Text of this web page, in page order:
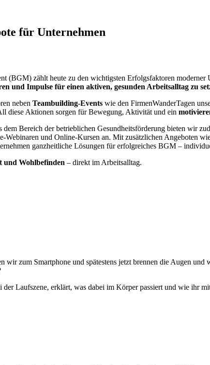
für Unternehmen
(BGM) zählt heute zu den wichtigsten Erfolgsfaktoren moderner
und Impulse für einen aktiven, gesunden Arbeitsalltag zu
neben Teambuilding-Events wie den FirmenWanderTagen
diese Aktionen sorgen für Bewegung, Aktivität und ein
dem Bereich der betrieblichen Gesundheitsförderung bieten wir
Webinaren und Online-Kursen an. Mit zusätzlichen Angeboten
ganzheitliche Lösungen für erfolgreiches BGM –
und Wohlbefinden – direkt im Arbeitsalltag.
wir zum Smartphone und spätestens jetzt brennen die Augen
Laufszene, erklärt, was dabei im Körper passiert und wie ihr